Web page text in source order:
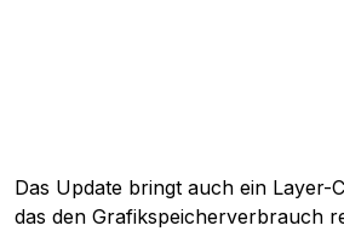
Das Update bringt auch ein Layer-
das den Grafikspeicherverbrauch